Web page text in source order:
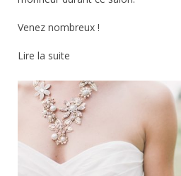
Venez nombreux !
Lire la suite